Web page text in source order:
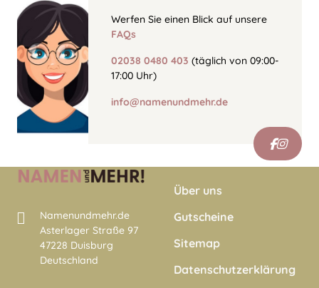
Werfen Sie einen Blick auf unsere
FAQs
02038 0480 403 (täglich von 09:00-
17:00 Uhr)
info@namenundmehr.de
Namenundmehr.de
Asterlager Straße 97
47228 Duisburg
Deutschland
Über uns
Gutscheine
Sitemap
Datenschutzerklärung